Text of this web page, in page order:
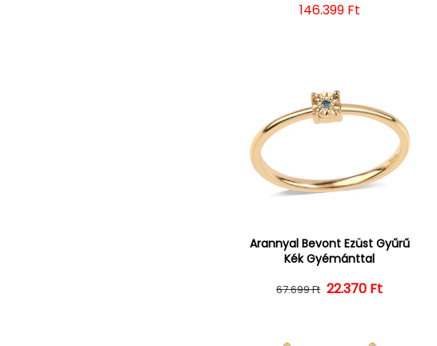
Normál ár
146.399 Ft
Arannyal Bevont Ezüst Gyűrű
Kék Gyémánttal
Normál ár
67.699 Ft Kedvezményes ár
22.370 Ft